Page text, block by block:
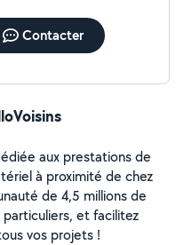
Contacter
aux prestations de
à proximité de chez
de 4,5 millions de
et facilitez
vos projets !